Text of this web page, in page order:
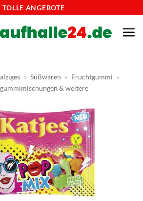
TOLLE ANGEBOTE
» Süßwaren » Fruchtgummi »
& weitere